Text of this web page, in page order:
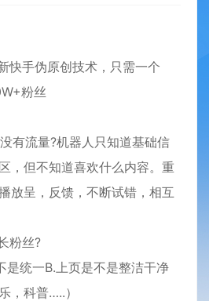
有流量?机器人只知道基础信
，但不知道喜欢什么内容。重
放呈，反馈，不断试错，相互
粉丝?
是统一B.上页是不是整洁干净
，科普…..）